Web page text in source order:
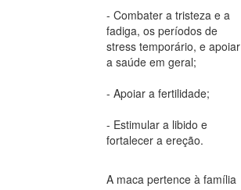
- Combater a tristeza e a
fadiga, os períodos de
stress temporário, e apoiar
a saúde em geral;
- Apoiar a fertilidade;
- Estimular a libido e
fortalecer a ereção.
A maca pertence à família